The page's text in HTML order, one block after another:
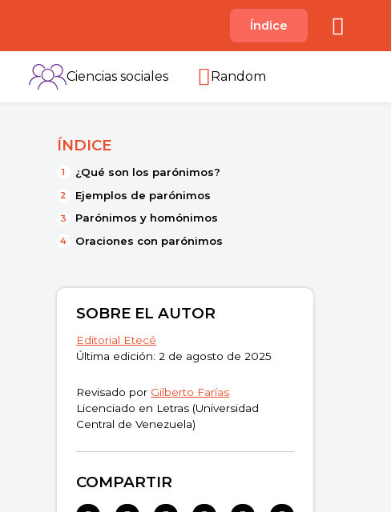
B C
Índice
Ciencias sociales Random
ÍNDICE
¿Qué son los parónimos?
Ejemplos de parónimos
Parónimos y homónimos
Oraciones con parónimos
SOBRE EL AUTOR
Editorial Etecé
Última edición: 2 de agosto de 2025
Revisado por Gilberto Farías
Licenciado en Letras (Universidad
Central de Venezuela)
COMPARTIR